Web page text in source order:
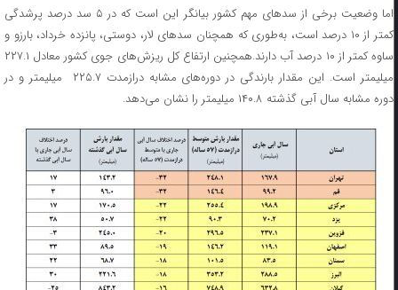
اما وضعیت برخی از سدهای مهم کشور بیانگر این است که در ۵ سد درصد پرشدگی
کمتر از ۱۰ درصد است، به‌طوری‌ که همچنان سدهای لار، دوستی، پانزده خرداد، بارزو و
ساوه کمتر از ۱۰ درصد آب دارند.همچنین ارتفاع کل ریزش‌های جوی کشور معادل ۲۲۷.۱
میلیمتر است. این مقدار بارندگی در دوره‌های مشابه درازمدت ۲۲۵.۷ میلیمتر و در
دوره مشابه سال آبی گذشته ۱۴۰.۸ میلیمتر را نشان می‌دهد.